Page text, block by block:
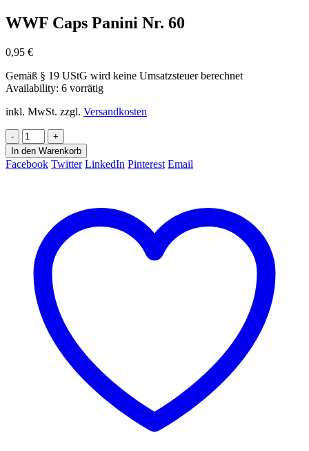
WWF Caps Panini Nr. 60
0,95 €
Gemäß § 19 UStG wird keine Umsatzsteuer berechnet
Availability: 6 vorrätig
inkl. MwSt. zzgl. Versandkosten
-
+
In den Warenkorb
Facebook Twitter LinkedIn Pinterest Email